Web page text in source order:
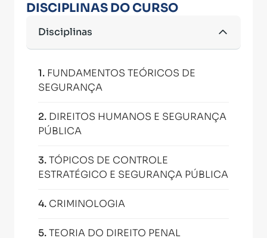
DISCIPLINAS DO CURSO
Disciplinas
1. FUNDAMENTOS TEÓRICOS DE
SEGURANÇA
2. DIREITOS HUMANOS E SEGURANÇA
PÚBLICA
3.TÓPICOS DE CONTROLE
ESTRATÉGICO E SEGURANÇA PÚBLICA
4. CRIMINOLOGIA
5.TEORIA DO DIREITO PENAL